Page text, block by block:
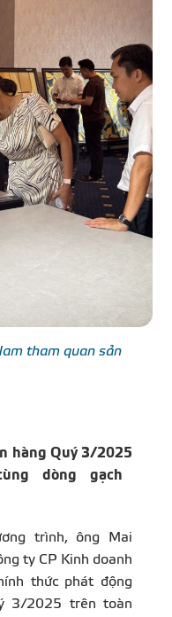
tham quan sản
hàng Quý 3/2025
dòng gạch
trình, ông Mai
ty CP Kinh doanh
thức phát động
3/2025 trên toàn